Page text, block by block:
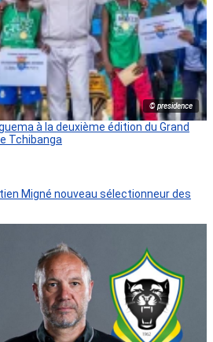
© presidence
à la deuxième édition du Grand
Tchibanga
Migné nouveau sélectionneur des